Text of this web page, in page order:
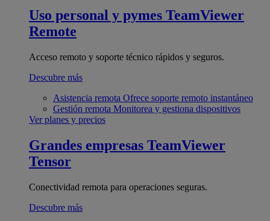
Uso personal y pymes TeamViewer
Remote
Acceso remoto y soporte técnico rápidos y seguros.
Descubre más
Asistencia remota Ofrece soporte remoto instantáneo
Gestión remota Monitorea y gestiona dispositivos
Ver planes y precios
Grandes empresas TeamViewer
Tensor
Conectividad remota para operaciones seguras.
Descubre más